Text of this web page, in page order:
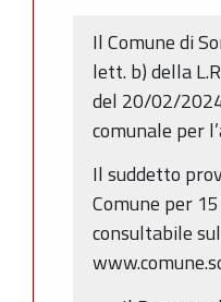
Il Comune di
lett. b) della
del 20/02/
comunale per
Il suddetto
Comune per
consultabile